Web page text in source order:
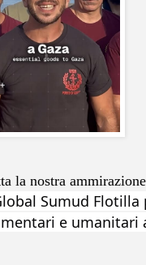
la nostra
Sumud Flotilla
e